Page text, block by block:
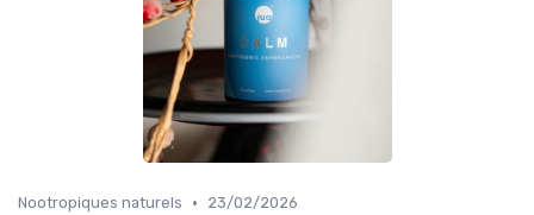
Nootropiques naturels • 23/02/2026